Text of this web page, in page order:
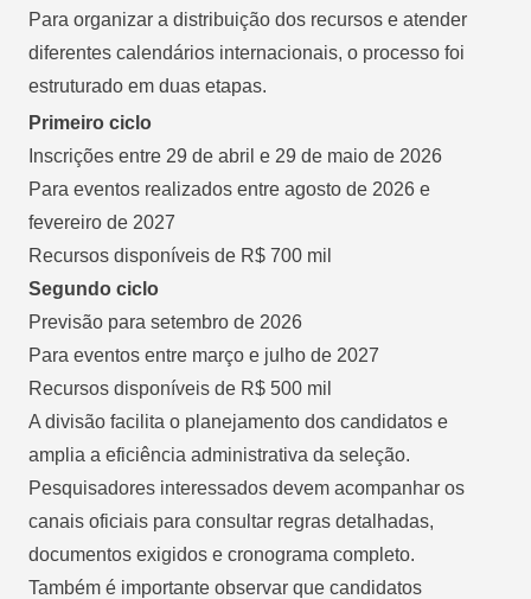
Para organizar a distribuição dos recursos e atender
diferentes calendários internacionais, o processo foi
estruturado em duas etapas.
Primeiro ciclo
Inscrições entre 29 de abril e 29 de maio de 2026
Para eventos realizados entre agosto de 2026 e
fevereiro de 2027
Recursos disponíveis de R$ 700 mil
Segundo ciclo
Previsão para setembro de 2026
Para eventos entre março e julho de 2027
Recursos disponíveis de R$ 500 mil
A divisão facilita o planejamento dos candidatos e
amplia a eficiência administrativa da seleção.
Pesquisadores interessados devem acompanhar os
canais oficiais para consultar regras detalhadas,
documentos exigidos e cronograma completo.
Também é importante observar que candidatos